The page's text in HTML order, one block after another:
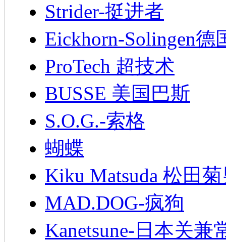
Strider-挺进者
Eickhorn-Solingen德
ProTech 超技术
BUSSE 美国巴斯
S.O.G.-索格
蝴蝶
Kiku Matsuda 松田
MAD.DOG-疯狗
Kanetsune-日本关兼